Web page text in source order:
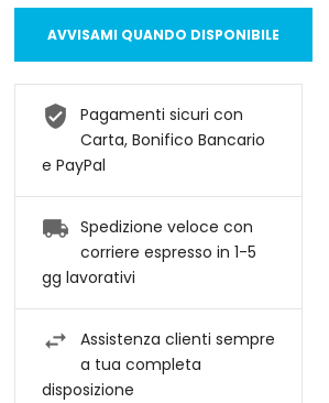
AVVISAMI QUANDO DISPONIBILE
Pagamenti sicuri con
Carta, Bonifico Bancario
e PayPal
Spedizione veloce con
corriere espresso in 1-5
gg lavorativi
Assistenza clienti sempre
a tua completa
disposizione